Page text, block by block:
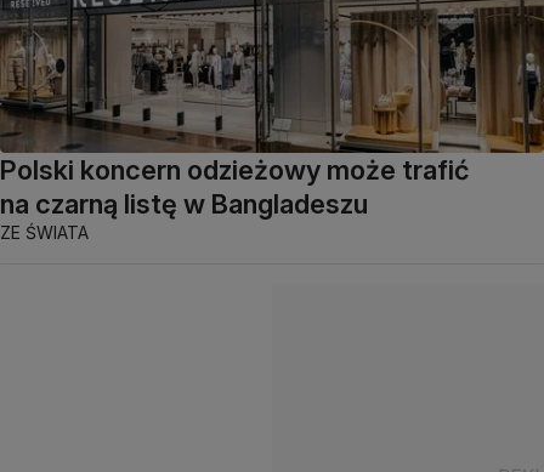
Polski koncern odzieżowy może trafić
na czarną listę w Bangladeszu
ZE ŚWIATA